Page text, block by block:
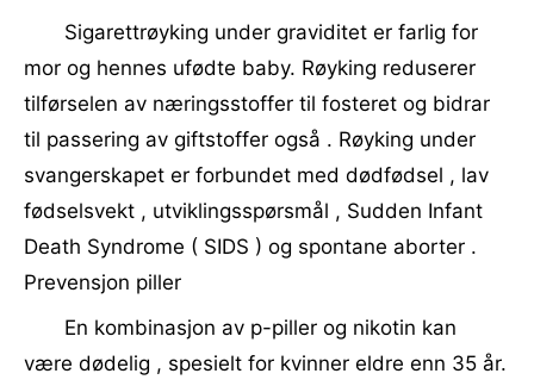
Sigarettrøyking under graviditet er farlig for
mor og hennes ufødte baby. Røyking reduserer
tilførselen av næringsstoffer til fosteret og bidrar
til passering av giftstoffer også . Røyking under
svangerskapet er forbundet med dødfødsel , lav
fødselsvekt , utviklingsspørsmål , Sudden Infant
Death Syndrome ( SIDS ) og spontane aborter .
Prevensjon piller
En kombinasjon av p-piller og nikotin kan
være dødelig , spesielt for kvinner eldre enn 35 år.